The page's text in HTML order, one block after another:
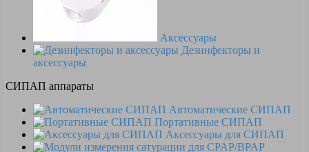
Аксессуары
Дезинфекторы и
аксессуары
СИПАП аппараты
Автоматические СИПАП
Портативные СИПАП
Аксессуары для СИПАП